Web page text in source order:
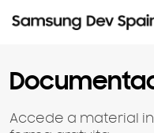
Accede a material